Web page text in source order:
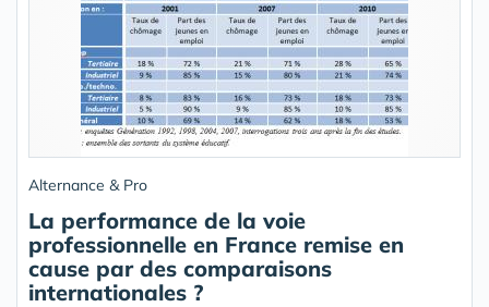
Alternance & Pro
La performance de la voie
professionnelle en France remise en
cause par des comparaisons
internationales ?